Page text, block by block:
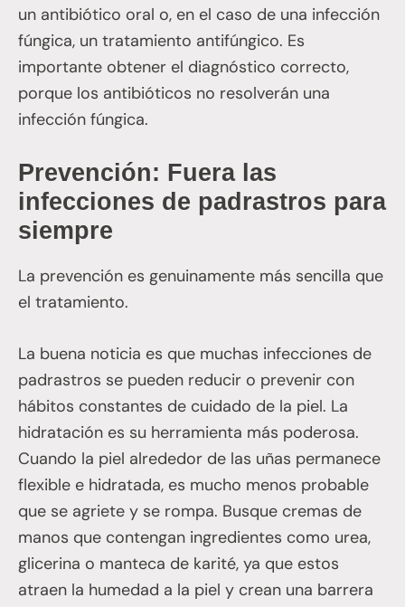
un antibiótico oral o, en el caso de una infección
fúngica, un tratamiento antifúngico. Es
importante obtener el diagnóstico correcto,
porque los antibióticos no resolverán una
infección fúngica.
Prevención: Fuera las
infecciones de padrastros para
siempre
La prevención es genuinamente más sencilla que
el tratamiento.
La buena noticia es que muchas infecciones de
padrastros se pueden reducir o prevenir con
hábitos constantes de cuidado de la piel. La
hidratación es su herramienta más poderosa.
Cuando la piel alrededor de las uñas permanece
flexible e hidratada, es mucho menos probable
que se agriete y se rompa. Busque cremas de
manos que contengan ingredientes como urea,
glicerina o manteca de karité, ya que estos
atraen la humedad a la piel y crean una barrera